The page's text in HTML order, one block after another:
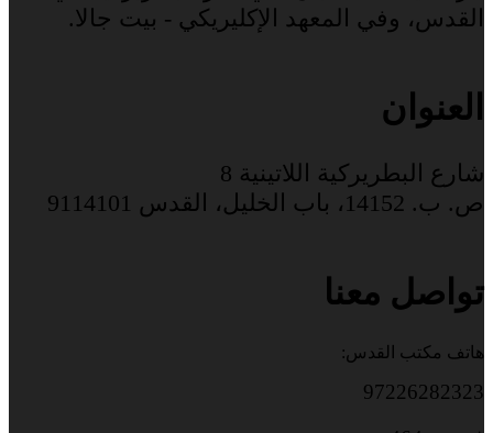
القدس، وفي المعهد الإكليريكي - بيت جالا.
العنوان
شارع البطريركية اللاتينية 8
ص. ب. 14152، باب الخليل، القدس 9114101
تواصل معنا
هاتف مكتب القدس:
97226282323